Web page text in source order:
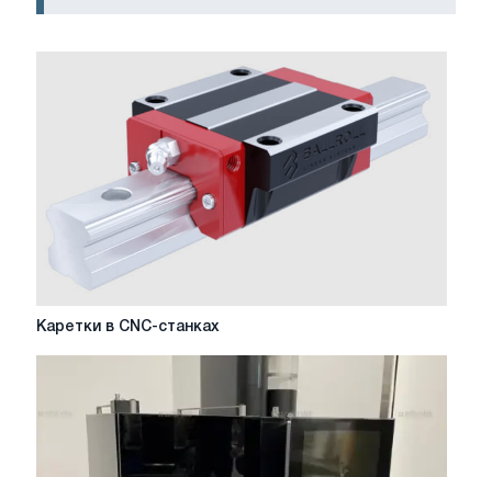
Каретки
Каретки в CNC-станках